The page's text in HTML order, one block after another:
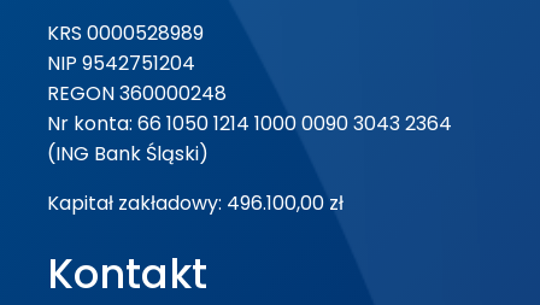
KRS 0000528989
NIP 9542751204
REGON 360000248
Nr konta: 66 1050 1214 1000 0090 3043 2364
(ING Bank Śląski)
Kapitał zakładowy: 496.100,00 zł
Kontakt